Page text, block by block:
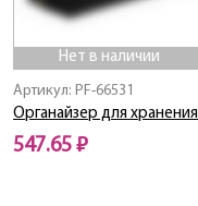
Нет в наличии
Артикул: PF-66531
Органайзер для хранения
547.65 ₽